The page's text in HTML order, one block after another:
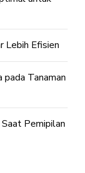
Lebih Efisien
Tanaman
Pemipilan